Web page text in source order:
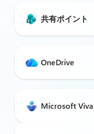
共有ポイント
OneDrive
Microsoft Viva